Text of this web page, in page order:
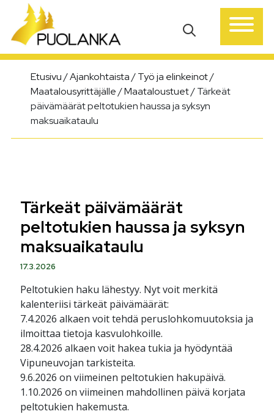
Päävalikko
Etusivu/Ajankohtaista/Työ ja elinkeinot/
Maatalousyrittäjälle/Maataloustuet/Tärkeät
päivämäärät peltotukien haussa ja syksyn
maksuaikataulu
Tärkeät päivämäärät
peltotukien haussa ja syksyn
maksuaikataulu
17.3.2026
Peltotukien haku lähestyy. Nyt voit merkitä
kalenteriisi tärkeät päivämäärät:
7.4.2026 alkaen voit tehdä peruslohkomuutoksia ja
ilmoittaa tietoja kasvulohkoille.
28.4.2026 alkaen voit hakea tukia ja hyödyntää
Vipuneuvojan tarkisteita.
9.6.2026 on viimeinen peltotukien hakupäivä.
1.10.2026 on viimeinen mahdollinen päivä korjata
peltotukien hakemusta.